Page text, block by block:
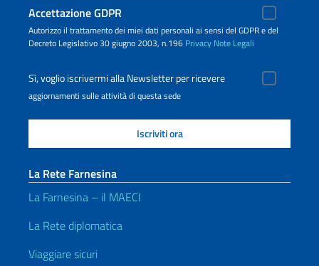
Accettazione GDPR
Autorizzo il trattamento dei miei dati personali ai sensi del GDPR e del
Decreto Legislativo 30 giugno 2003, n.196 Privacy Note Legali
Sì, voglio iscrivermi alla Newsletter per ricevere
aggiornamenti sulle attività di questa sede
La Rete Farnesina
La Farnesina – il MAECI
La Rete diplomatica
Viaggiare sicuri